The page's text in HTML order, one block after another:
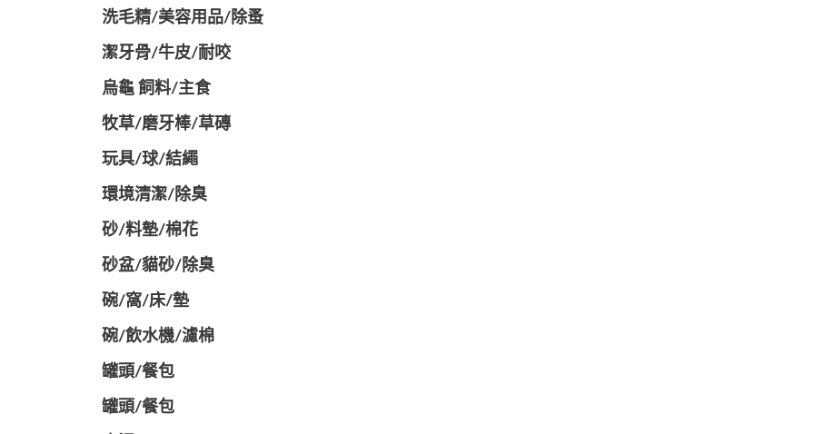
洗毛精/美容用品/除蚤
潔牙骨/牛皮/耐咬
烏龜 飼料/主食
牧草/磨牙棒/草磚
玩具/球/結繩
環境清潔/除臭
砂/料墊/棉花
砂盆/貓砂/除臭
碗/窩/床/墊
碗/飲水機/濾棉
罐頭/餐包
罐頭/餐包